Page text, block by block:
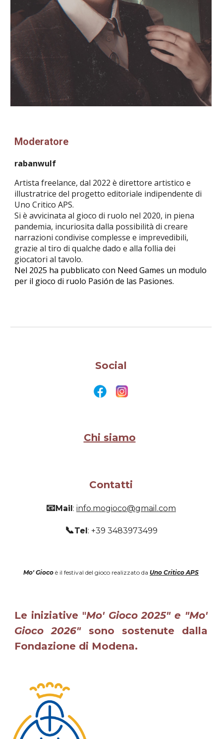
Moderatore
rabanwulf
Artista freelance, dal 2022 è direttore artistico e
illustratrice del progetto editoriale indipendente di
Uno Critico APS.
Si è avvicinata al gioco di ruolo nel 2020, in piena
pandemia, incuriosita dalla possibilità di creare
narrazioni condivise complesse e imprevedibili,
grazie al tiro di qualche dado e alla follia dei
giocatori al tavolo.
Nel 2025 ha pubblicato con Need Games un modulo
per il gioco di ruolo Pasión de las Pasiones.
Social
Chi siamo
Contatti
📧Mail: info.mogioco@gmail.com
📞Tel: +39 3483973499
Mo' Gioco è il festival del gioco realizzato da Uno Critico APS
Le iniziative "Mo' Gioco 2025" e "Mo'
Gioco 2026"sono sostenute dalla
Fondazione di Modena.